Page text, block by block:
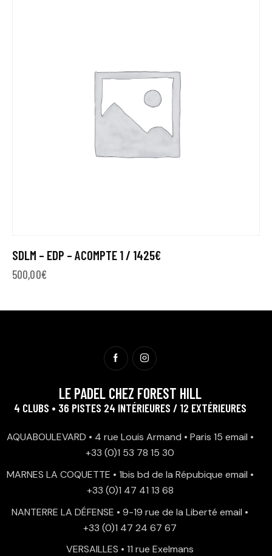
SDLM – EDP – ACOMPTE 1 / 1425€
500,00€
LE PADEL CHEZ FOREST HILL
4 CLUBS • 36 PISTES 24 INTÉRIEURES / 12 EXTÉRIEURES
AQUABOULEVARD • 4 rue Louis Armand • Paris 15 email •
+33 (0)1 53 78 15 30
MARNES LA COQUETTE • 1bis bd de la Répubique email •
+33 (0)1 47 41 13 68
NANTERRE LA DÉFENSE • 9-19 rue de la Liberté email •
+33 (0)1 47 24 67 67
VERSAILLES • 11 rue Exelmans